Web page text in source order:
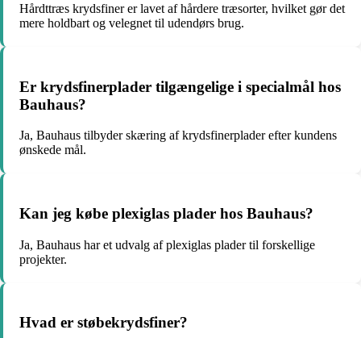
Hårdttræs krydsfiner er lavet af hårdere træsorter, hvilket gør det
mere holdbart og velegnet til udendørs brug.
Er krydsfinerplader tilgængelige i specialmål hos
Bauhaus?
Ja, Bauhaus tilbyder skæring af krydsfinerplader efter kundens
ønskede mål.
Kan jeg købe plexiglas plader hos Bauhaus?
Ja, Bauhaus har et udvalg af plexiglas plader til forskellige
projekter.
Hvad er støbekrydsfiner?